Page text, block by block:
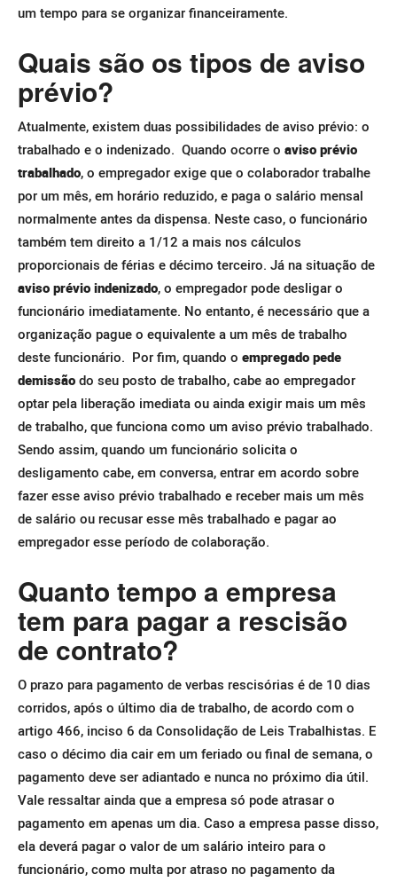
um tempo para se organizar financeiramente.
Quais são os tipos de aviso
prévio?
Atualmente, existem duas possibilidades de aviso prévio: o
trabalhado e o indenizado. Quando ocorre o aviso prévio
trabalhado, o empregador exige que o colaborador trabalhe
por um mês, em horário reduzido, e paga o salário mensal
normalmente antes da dispensa. Neste caso, o funcionário
também tem direito a 1/12 a mais nos cálculos
proporcionais de férias e décimo terceiro. Já na situação de
aviso prévio indenizado, o empregador pode desligar o
funcionário imediatamente. No entanto, é necessário que a
organização pague o equivalente a um mês de trabalho
deste funcionário. Por fim, quando o empregado pede
demissão do seu posto de trabalho, cabe ao empregador
optar pela liberação imediata ou ainda exigir mais um mês
de trabalho, que funciona como um aviso prévio trabalhado.
Sendo assim, quando um funcionário solicita o
desligamento cabe, em conversa, entrar em acordo sobre
fazer esse aviso prévio trabalhado e receber mais um mês
de salário ou recusar esse mês trabalhado e pagar ao
empregador esse período de colaboração.
Quanto tempo a empresa
tem para pagar a rescisão
de contrato?
O prazo para pagamento de verbas rescisórias é de 10 dias
corridos, após o último dia de trabalho, de acordo com o
artigo 466, inciso 6 da Consolidação de Leis Trabalhistas. E
caso o décimo dia cair em um feriado ou final de semana, o
pagamento deve ser adiantado e nunca no próximo dia útil.
Vale ressaltar ainda que a empresa só pode atrasar o
pagamento em apenas um dia. Caso a empresa passe disso,
ela deverá pagar o valor de um salário inteiro para o
funcionário, como multa por atraso no pagamento da